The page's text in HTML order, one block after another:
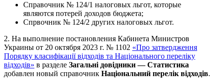
Справочник № 124/1 налоговых льгот, которые
являются потерей доходов бюджета;
Спрвочник № 124/2 других налоговых льгот.
2. На выполнение постановления Кабинета Министров
Украины от 20 октября 2023 г. № 1102 «Про затвердження
Порядку класифікації відходів та Національного переліку
відходів» в разделе Загальні довідники — Статистика
добавлен новый справочник Національний перелік відходів.